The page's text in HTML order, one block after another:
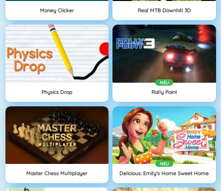
Money Clicker Real MTB Downhill 3D
Physics Drop
NEU
Rally Point
Master Chess Multiplayer
NEU
Delicious: Emily's Home Sweet Home